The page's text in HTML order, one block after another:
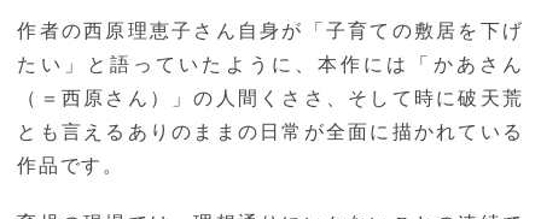
作者の西原理恵子さん自身が「子育ての敷居を下げ
たい」と語っていたように、本作には「かあさん
（＝西原さん）」の人間くささ、そして時に破天荒
とも言えるありのままの日常が全面に描かれている
作品です。